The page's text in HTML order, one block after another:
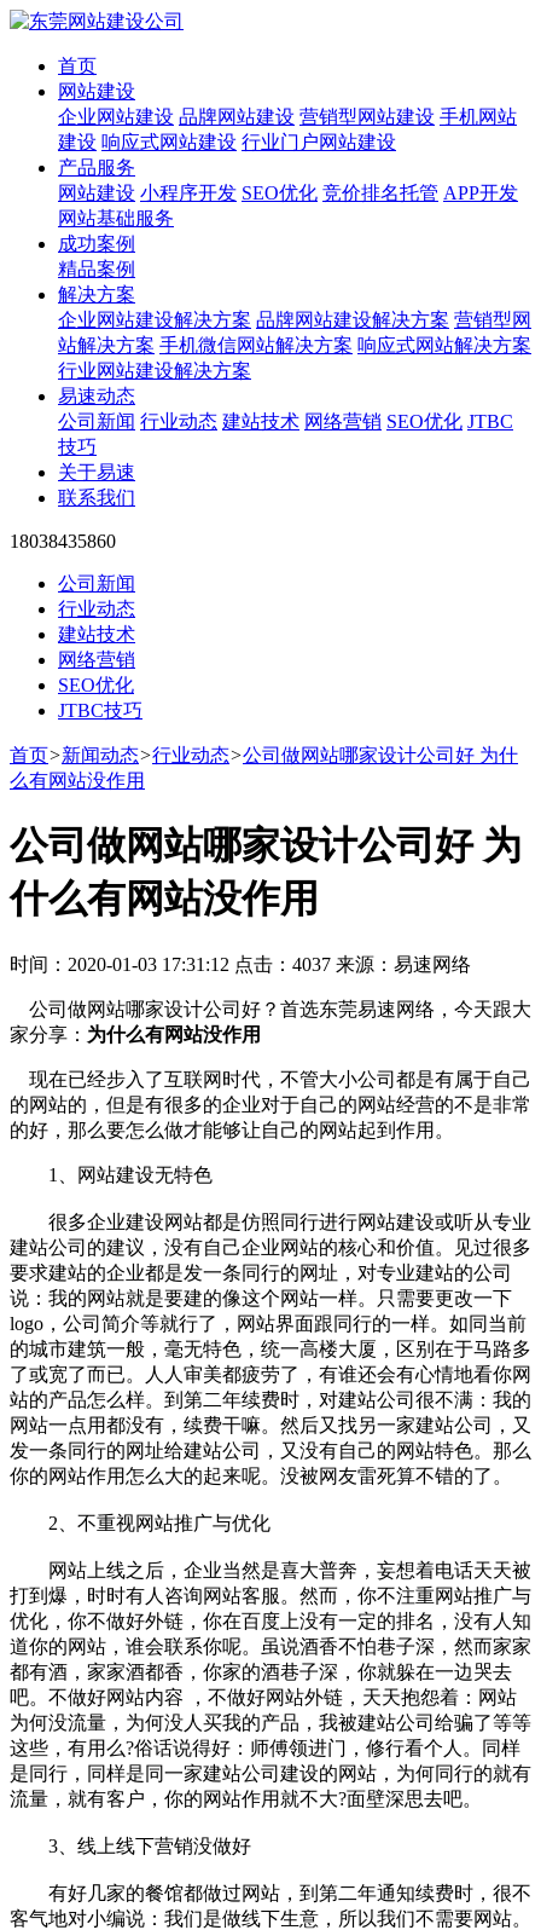
首页
网站建设
企业网站建设 品牌网站建设 营销型网站建设 手机网站
建设 响应式网站建设 行业门户网站建设
产品服务
网站建设 小程序开发 SEO优化 竞价排名托管 APP开发
网站基础服务
成功案例
精品案例
解决方案
企业网站建设解决方案 品牌网站建设解决方案 营销型网
站解决方案 手机微信网站解决方案 响应式网站解决方案
行业网站建设解决方案
易速动态
公司新闻 行业动态 建站技术 网络营销 SEO优化 JTBC
技巧
关于易速
联系我们
18038435860
公司新闻
行业动态
建站技术
网络营销
SEO优化
JTBC技巧
首页>新闻动态>行业动态>公司做网站哪家设计公司好 为什
么有网站没作用
公司做网站哪家设计公司好 为
什么有网站没作用
时间：2020-01-03 17:31:12 点击：4037 来源：易速网络
公司做网站哪家设计公司好？首选东莞易速网络，今天跟大
家分享： 为什么有网站没作用
现在已经步入了互联网时代，不管大小公司都是有属于自己
的网站的，但是有很多的企业对于自己的网站经营的不是非常
的好，那么要怎么做才能够让自己的网站起到作用。
1、网站建设无特色
很多企业建设网站都是仿照同行进行网站建设或听从专业
建站公司的建议，没有自己企业网站的核心和价值。见过很多
要求建站的企业都是发一条同行的网址，对专业建站的公司
说：我的网站就是要建的像这个网站一样。只需要更改一下
logo，公司简介等就行了，网站界面跟同行的一样。如同当前
的城市建筑一般，毫无特色，统一高楼大厦，区别在于马路多
了或宽了而已。人人审美都疲劳了，有谁还会有心情地看你网
站的产品怎么样。到第二年续费时，对建站公司很不满：我的
网站一点用都没有，续费干嘛。然后又找另一家建站公司，又
发一条同行的网址给建站公司，又没有自己的网站特色。那么
你的网站作用怎么大的起来呢。没被网友雷死算不错的了。
2、不重视网站推广与优化
网站上线之后，企业当然是喜大普奔，妄想着电话天天被
打到爆，时时有人咨询网站客服。然而，你不注重网站推广与
优化，你不做好外链，你在百度上没有一定的排名，没有人知
道你的网站，谁会联系你呢。虽说酒香不怕巷子深，然而家家
都有酒，家家酒都香，你家的酒巷子深，你就躲在一边哭去
吧。不做好网站内容 ，不做好网站外链，天天抱怨着：网站
为何没流量，为何没人买我的产品，我被建站公司给骗了等等
这些，有用么?俗话说得好：师傅领进门，修行看个人。同样
是同行，同样是同一家建站公司建设的网站，为何同行的就有
流量，就有客户，你的网站作用就不大?面壁深思去吧。
3、线上线下营销没做好
有好几家的餐馆都做过网站，到第二年通知续费时，很不
客气地对小编说：我们是做线下生意，所以我们不需要网站。